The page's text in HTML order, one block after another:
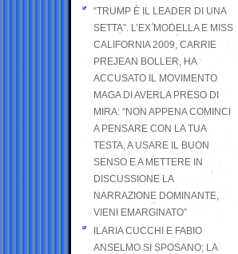
“TRUMP È IL LEADER DI UNA
SETTA”. L’EX MODELLA E MISS
CALIFORNIA 2009, CARRIE
PREJEAN BOLLER, HA
ACCUSATO IL MOVIMENTO
MAGA DI AVERLA PRESO DI
MIRA: “NON APPENA COMINCI
A PENSARE CON LA TUA
TESTA, A USARE IL BUON
SENSO E A METTERE IN
DISCUSSIONE LA
NARRAZIONE DOMINANTE,
VIENI EMARGINATO”
ILARIA CUCCHI E FABIO
ANSELMO SI SPOSANO; LA